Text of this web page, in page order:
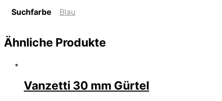
Suchfarbe Blau
Ähnliche Produkte
Vanzetti 30 mm Gürtel